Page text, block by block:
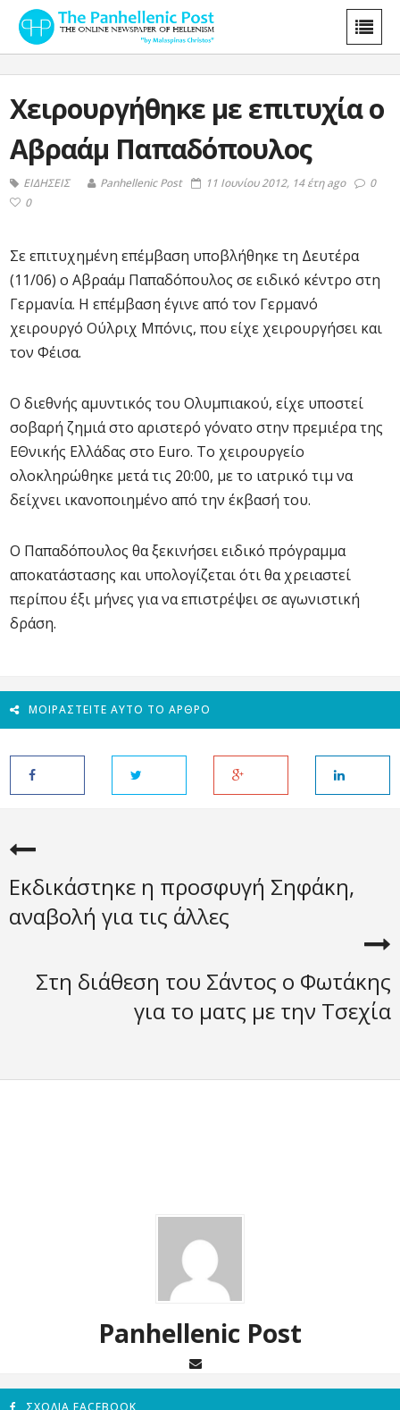
Xειρουργήθηκε με επιτυχία ο
Αβραάμ Παπαδόπουλος
ΕΙΔΗΣΕΙΣ Panhellenic Post 11 Ιουνίου 2012, 14 έτη ago
0
0
Σε επιτυχημένη επέμβαση υποβλήθηκε τη Δευτέρα
(11/06) ο Αβραάμ Παπαδόπουλος σε ειδικό κέντρο στη
Γερμανία. Η επέμβαση έγινε από τον Γερμανό
χειρουργό Ούλριχ Μπόνις, που είχε χειρουργήσει και
τον Φέισα.
Ο διεθνής αμυντικός του Ολυμπιακού, είχε υποστεί
σοβαρή ζημιά στο αριστερό γόνατο στην πρεμιέρα της
ΕΘνικής Ελλάδας στο Euro. Το χειρουργείο
ολοκληρώθηκε μετά τις 20:00, με το ιατρικό τιμ να
δείχνει ικανοποιημένο από την έκβασή του.
O Παπαδόπουλος θα ξεκινήσει ειδικό πρόγραμμα
αποκατάστασης και υπολογίζεται ότι θα χρειαστεί
περίπου έξι μήνες για να επιστρέψει σε αγωνιστική
δράση.
ΜΟΙΡΑΣΤΕΊΤΕ ΑΥΤΌ ΤΟ ΆΡΘΡΟ
Εκδικάστηκε η προσφυγή Σηφάκη,
αναβολή για τις άλλες
Στη διάθεση του Σάντος ο Φωτάκης
για το ματς με την Τσεχία
Panhellenic Post
ΣΧΌΛΙΑ FACEBOOK